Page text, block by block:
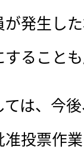
発生し
ること
は、今
投票作